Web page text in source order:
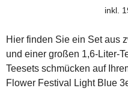
inkl.
Hier finden Sie ein Set aus
und einer großen 1,6-Liter-
Teesets schmücken auf
Flower Festival Light Blue